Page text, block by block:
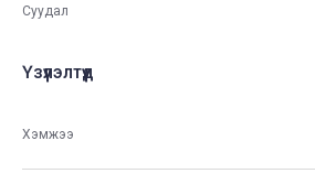
Суудал
Үзүүлэлтүүд
Хэмжээ